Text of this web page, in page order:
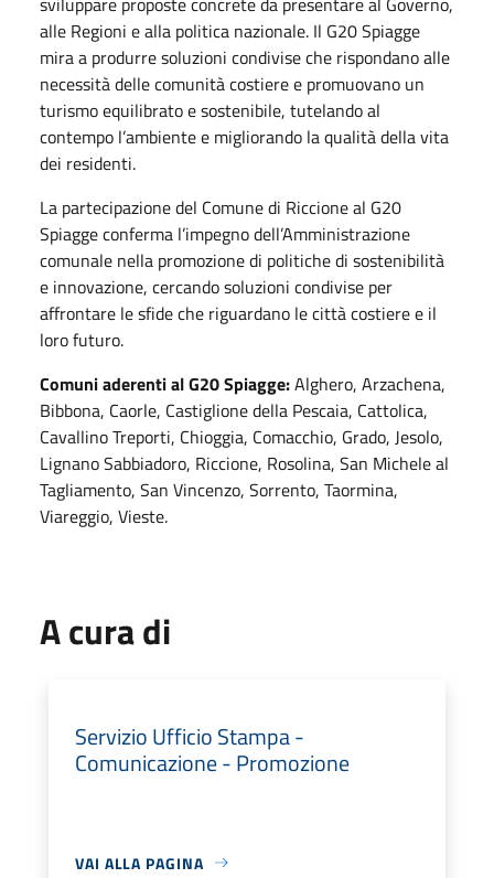
alle Regioni e alla politica nazionale. Il G20 Spiagge
mira a produrre soluzioni condivise che rispondano alle
necessità delle comunità costiere e promuovano un
turismo equilibrato e sostenibile, tutelando al
contempo l’ambiente e migliorando la qualità della vita
dei residenti.
La partecipazione del Comune di Riccione al G20
Spiagge conferma l’impegno dell’Amministrazione
comunale nella promozione di politiche di sostenibilità
e innovazione, cercando soluzioni condivise per
affrontare le sfide che riguardano le città costiere e il
loro futuro.
Comuni aderenti al G20 Spiagge:Alghero, Arzachena,
Bibbona, Caorle, Castiglione della Pescaia, Cattolica,
Cavallino Treporti, Chioggia, Comacchio, Grado, Jesolo,
Lignano Sabbiadoro, Riccione, Rosolina, San Michele al
Tagliamento, San Vincenzo, Sorrento, Taormina,
Viareggio, Vieste.
A cura di
Servizio Ufficio Stampa -
Comunicazione - Promozione
VAI ALLA PAGINA